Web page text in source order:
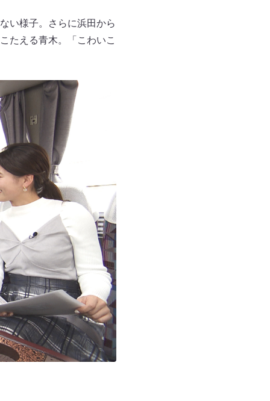
い様子。さらに浜田から
える青木。「こわいこ